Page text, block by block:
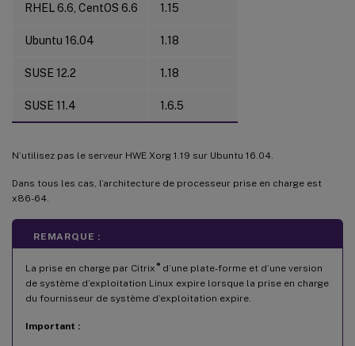
RHEL 6.6, CentOS 6.6 1.15
Ubuntu 16.04 1.18
SUSE 12.2 1.18
SUSE 11.4 1.6.5
N’utilisez pas le serveur HWE Xorg 1.19 sur Ubuntu 16.04.
Dans tous les cas, l’architecture de processeur prise en charge est
x86-64.
REMARQUE :
La prise en charge par Citrix ®d’une plate-forme et d’une version
de système d’exploitation Linux expire lorsque la prise en charge
du fournisseur de système d’exploitation expire.
Important :